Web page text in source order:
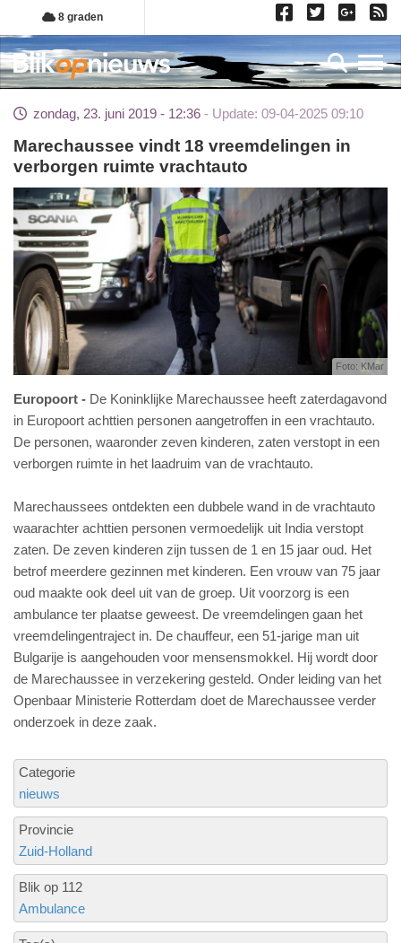
Overslaan
en
naar
de
gaan
8 graden
zondag, 23. juni 2019 - 12:36 Update: 09-04-2025 09:10
Marechaussee vindt 18 vreemdelingen in
verborgen ruimte vrachtauto
Foto: KMar
Europoort
De Koninklijke Marechaussee heeft zaterdagavond
in Europoort achttien personen aangetroffen in een vrachtauto.
De personen, waaronder zeven kinderen, zaten verstopt in een
verborgen ruimte in het laadruim van de vrachtauto.
Marechaussees ontdekten een dubbele wand in de vrachtauto
waarachter achttien personen vermoedelijk uit India verstopt
zaten. De zeven kinderen zijn tussen de 1 en 15 jaar oud. Het
betrof meerdere gezinnen met kinderen. Een vrouw van 75 jaar
oud maakte ook deel uit van de groep. Uit voorzorg is een
ambulance ter plaatse geweest. De vreemdelingen gaan het
vreemdelingentraject in. De chauffeur, een 51-jarige man uit
Bulgarije is aangehouden voor mensensmokkel. Hij wordt door
de Marechaussee in verzekering gesteld. Onder leiding van het
Openbaar Ministerie Rotterdam doet de Marechaussee verder
onderzoek in deze zaak.
Categorie
nieuws
Provincie
Zuid-Holland
Blik op 112
Ambulance